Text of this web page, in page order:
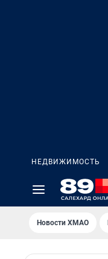
НЕДВИЖИМОСТЬ
Новости ХМАО